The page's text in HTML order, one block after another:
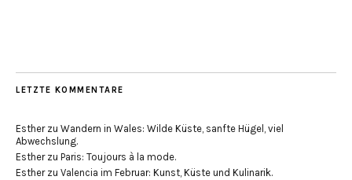
LETZTE KOMMENTARE
Estherzu Wandern in Wales: Wilde Küste, sanfte Hügel, viel
Abwechslung.
Estherzu Paris: Toujours à la mode.
Estherzu Valencia im Februar: Kunst, Küste und Kulinarik.